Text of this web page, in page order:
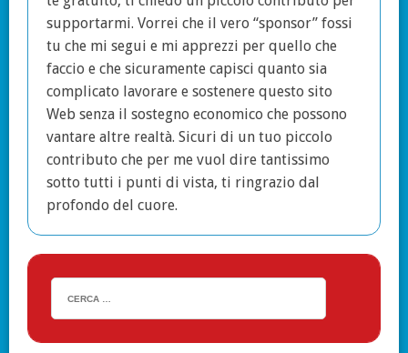
supportarmi. Vorrei che il vero “sponsor” fossi
tu che mi segui e mi apprezzi per quello che
faccio e che sicuramente capisci quanto sia
complicato lavorare e sostenere questo sito
Web senza il sostegno economico che possono
vantare altre realtà. Sicuri di un tuo piccolo
contributo che per me vuol dire tantissimo
sotto tutti i punti di vista, ti ringrazio dal
profondo del cuore.